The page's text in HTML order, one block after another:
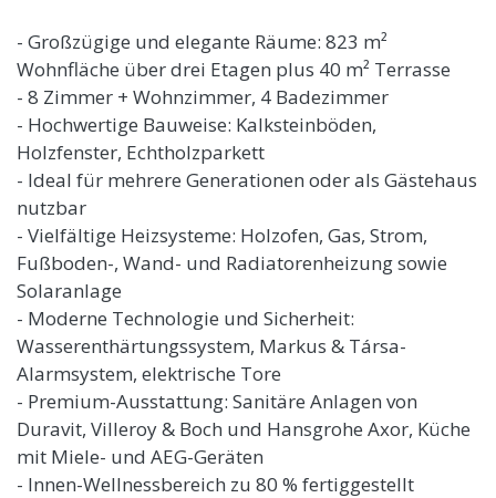
- Großzügige und elegante Räume: 823 m²
Wohnfläche über drei Etagen plus 40 m² Terrasse
- 8 Zimmer + Wohnzimmer, 4 Badezimmer
- Hochwertige Bauweise: Kalksteinböden,
Holzfenster, Echtholzparkett
- Ideal für mehrere Generationen oder als Gästehaus
nutzbar
- Vielfältige Heizsysteme: Holzofen, Gas, Strom,
Fußboden-, Wand- und Radiatorenheizung sowie
Solaranlage
- Moderne Technologie und Sicherheit:
Wasserenthärtungssystem, Markus & Társa-
Alarmsystem, elektrische Tore
- Premium-Ausstattung: Sanitäre Anlagen von
Duravit, Villeroy & Boch und Hansgrohe Axor, Küche
mit Miele- und AEG-Geräten
- Innen-Wellnessbereich zu 80 % fertiggestellt